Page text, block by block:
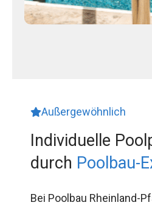
Außergewöhnlich
Individuelle
durch Poolbau-
Bei Poolbau Rheinland-